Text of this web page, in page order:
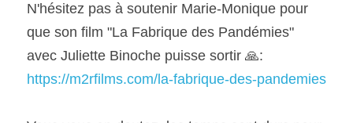
N'hésitez pas à soutenir Marie-Monique pour
que son film "La Fabrique des Pandémies"
avec Juliette Binoche puisse sortir 🙏:
https://m2rfilms.com/la-fabrique-des-pandemies